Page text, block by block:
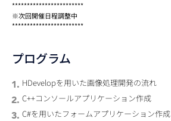
************************
※次回開催日程調整中
************************
プログラム
HDevelopを用いた画像処理開発の流れ
C++コンソールアプリケーション作成
C#を用いたフォームアプリケーション作成